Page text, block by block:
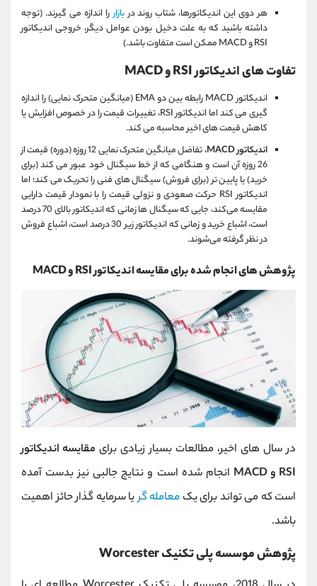
هر دوی این اندیکاتورها، شتاب روند دربازاررا اندازه می گیرند. (توجه
داشته باشید که به علت دخیل بودن عوامل دیگر، خروجی اندیکاتور
RSI و MACD ممکن است متفاوت باشد.)
تفاوت های اندیکاتور RSI و MACD
اندیکاتور MACD رابطه بین دو EMA (میانگین متحرک نمایی) را اندازه
گیری می کند اما اندیکاتور RSI، تغییرات قیمت را در خصوص افزایش یا
کاهش قیمت های اخیر محاسبه می کند.
اندیکاتور MACD
، تفاضل میانگین متحرک نمایی 12 روزه (دوره) قیمت از
26 روزه آن است و هنگامی که از خط سیگنال خود عبور می کند (برای
خرید) یا پایین تر (برای فروش) سیگنال های فنی را تحریک می کند؛ اما
اندیکاتور RSI حرکت صعودی و نزولی قیمت را با نمودار قیمت دارایی
مقایسه می‌کند، جایی که سیگنال ها زمانی که اندیکاتور بالای 70 درصد
است، اشباع خرید و زمانی که اندیکاتور زیر 30 درصد است، اشباع فروش
در نظر گرفته می‌شوند.
پژوهش های انجام شده برای مقایسه اندیکاتور RSI و MACD
در سال های اخیر، مطالعات بسیار زیادی برای مقایسه اندیکاتور
RSI و MACD
انجام شده است و نتایج جالبی نیز بدست آمده
است که می تواند برای یک معامله گریا سرمایه گذار حائز اهمیت
باشد.
پژوهش موسسه پلی تکنیک Worcester